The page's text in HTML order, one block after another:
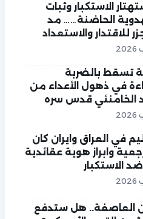
الاستكبار وثبات
الحاضنة…… مد
للاقتدار والاستعداد
تسقط بالضربة
في ذهول الأعداء من
الخامنئي قدس سره
في العراق وايران كان
وابراز هوية عقائدية
الاستكبار
العاصفة.. هل ستدفع